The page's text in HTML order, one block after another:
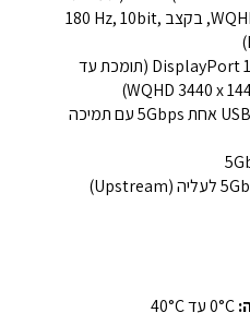
ברזולוציה עד WQHD ‎3440 x 1440‎, בקצב ‎180 Hz‎, 10bit,
1 יציאת DisplayPort 1.4 (HDCP 1.4 & 2.3) (תומכת עד
WQHD ‎3440 x
יציאת USB Type-A אחת ‎5Gbps‎ עם תמיכה